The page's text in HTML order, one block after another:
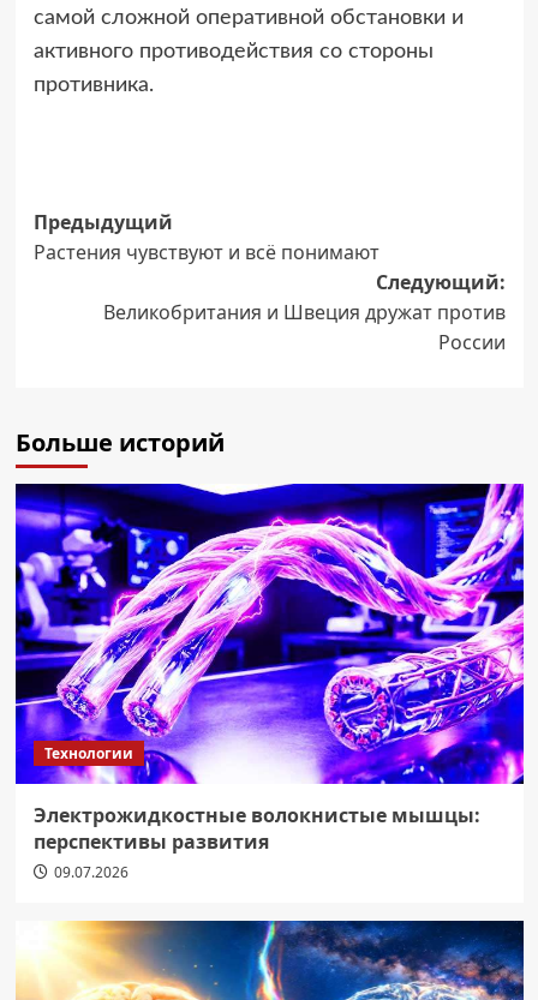
самой сложной оперативной обстановки и
активного противодействия со стороны
противника.
Навигация
записи
Предыдущий
Растения чувствуют и всё понимают
Следующий:
Великобритания и Швеция дружат против
России
Больше историй
Технологии
Электрожидкостные волокнистые мышцы:
перспективы развития
09.07.2026